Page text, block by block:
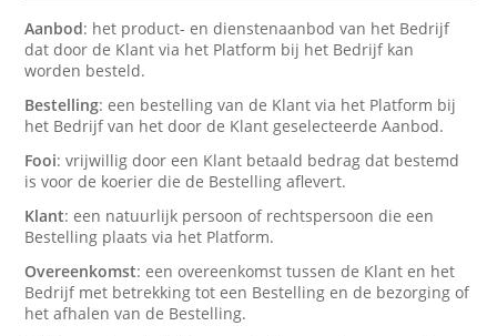
Aanbod: het product- en dienstenaanbod van het Bedrijf
dat door de Klant via het Platform bij het Bedrijf kan
worden besteld.
Bestelling: een bestelling van de Klant via het Platform bij
het Bedrijf van het door de Klant geselecteerde Aanbod.
Fooi: vrijwillig door een Klant betaald bedrag dat bestemd
is voor de koerier die de Bestelling aflevert.
Klant: een natuurlijk persoon of rechtspersoon die een
Bestelling plaats via het Platform.
Overeenkomst: een overeenkomst tussen de Klant en het
Bedrijf met betrekking tot een Bestelling en de bezorging of
het afhalen van de Bestelling.